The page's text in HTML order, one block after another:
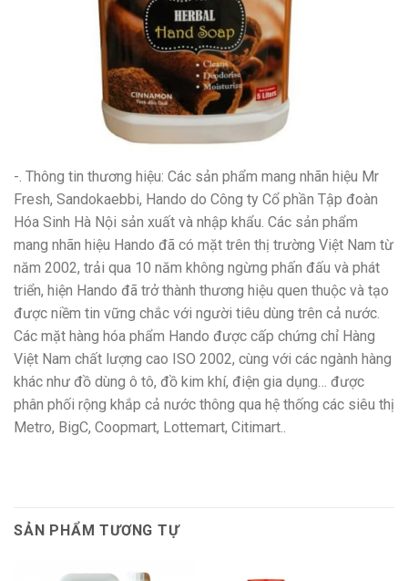
-. Thông tin thương hiệu: Các sản phẩm mang nhãn hiệu Mr
Fresh, Sandokaebbi, Hando do Công ty Cổ phần Tập đoàn
Hóa Sinh Hà Nội sản xuất và nhập khẩu. Các sản phẩm
mang nhãn hiệu Hando đã có mặt trên thị trường Việt Nam từ
năm 2002, trải qua 10 năm không ngừng phấn đấu và phát
triển, hiện Hando đã trở thành thương hiệu quen thuộc và tạo
được niềm tin vững chắc với người tiêu dùng trên cả nước.
Các mặt hàng hóa phẩm Hando được cấp chứng chỉ Hàng
Việt Nam chất lượng cao ISO 2002, cùng với các ngành hàng
khác như đồ dùng ô tô, đồ kim khí, điện gia dụng… được
phân phối rộng khắp cả nước thông qua hệ thống các siêu thị
Metro, BigC, Coopmart, Lottemart, Citimart..
SẢN PHẨM TƯƠNG TỰ